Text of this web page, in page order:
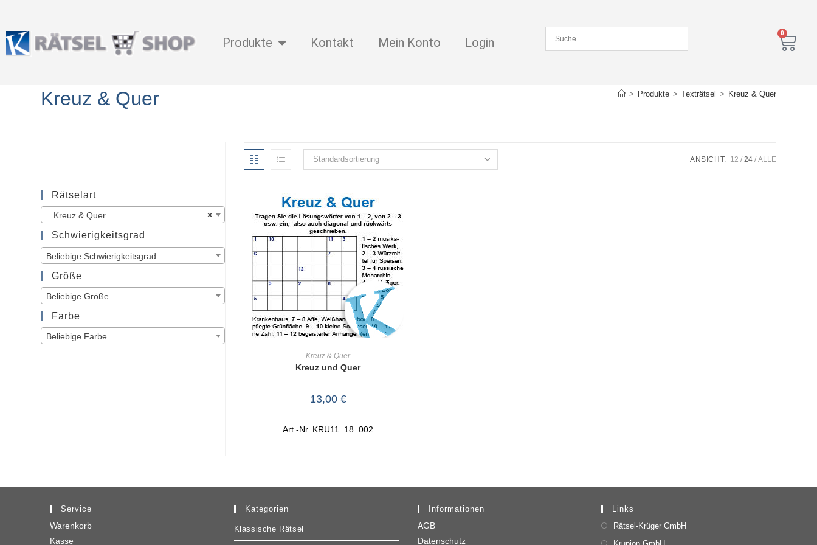
Produkte Kontakt Mein Konto Login
0
Kreuz & Quer > Produkte > Texträtsel > Kreuz & Quer
Standardsortierung ANSICHT: 12 24 ALLE
Kreuz & Quer
Kreuz und Quer
13,00 €
Art.-Nr. KRU11_18_002
Rätselart
×
Kreuz & Quer
Schwierigkeitsgrad
Beliebige Schwierigkeitsgrad
Größe
Beliebige Größe
Farbe
Beliebige Farbe
Service
Warenkorb
Kasse
Kategorien
Klassische Rätsel
Informationen
AGB
Datenschutz
Links
Rätsel-Krüger GmbH
Krupion GmbH